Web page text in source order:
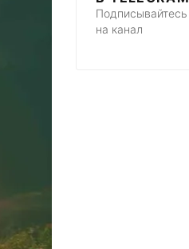
Подписывайтесь
на канал